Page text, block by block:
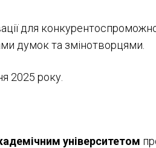
для
думок та змінотворцями.
2025 року.
університетом